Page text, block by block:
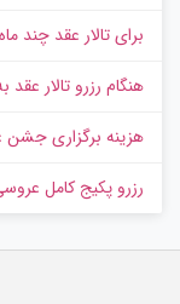
برای تالار عقد چند
هنگام رزرو تالار
هزینه برگزاری جشن عقد برای
رزرو پکیج کامل